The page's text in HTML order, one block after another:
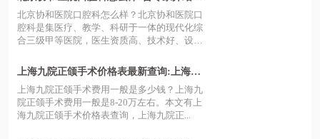
特色项目|挂号预约|楼层分布情况
北京协和医院口腔科怎么样？北京协和医院口
腔科是集医疗、教学、科研于一体的现代化综
合三级甲等医院，医生资质高、技术好、设
上海九院正颌手术价格表最新查询:上海九
院正颌手术费用一般是8-20万
上海九院正颌手术费用一般是多少钱？上海九
院正颌手术费用一般是8-20万左右。本文有上
海九院正颌手术价格表查询，上海九院正...